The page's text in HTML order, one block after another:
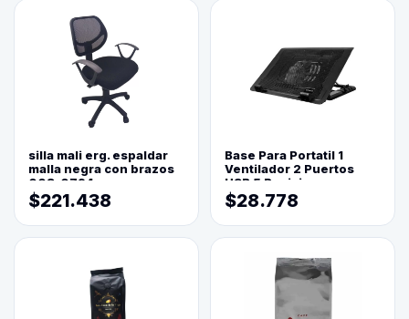
silla mali erg. espaldar
malla negra con brazos
003-0794
$221.438
Base Para Portatil 1
Ventilador 2 Puertos
USB 5 Posiciones
$28.778